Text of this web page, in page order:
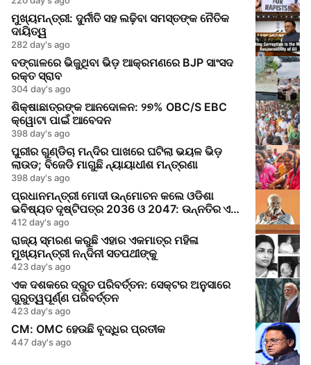
ମୁଖ୍ୟମନ୍ତ୍ରୀ: ଦୁର୍ନୀତି ସହ ଲଢ଼ିବା ସମସ୍ତଙ୍କ ନୈତିକ
ଦାୟିତ୍ୱ
282 day's ago
ବଙ୍ଗାଳରେ ଭିଜୁଥିବା ଭିଡ଼ ଆକ୍ରମଣରେ BJP ସାଂସଦ
ରକ୍ତ ସ୍ରାବ
304 day's ago
ଶିକ୍ଷାଛାତ୍ରଙ୍କ ଆନଦୋଳନ: ୨୭% OBC/S EBC
କ୍ୱୋଟା ପାଇଁ ଆବେଦନ
398 day's ago
ପୁରୀର ଗୁଣ୍ଡିଚା ମନ୍ଦିର ପାଖରେ ଘଟିଲା ଭୟଳ ଭିଡ଼
ଲାଉଡ; ବିଜେଡି ମାଗୁଛି ନ୍ୟାୟାଧୀଶ ମନ୍ତ୍ରଣା
398 day's ago
ପ୍ରଧାନମନ୍ତ୍ରୀ ମୋଦୀ ଉନ୍ମୋଚନ କଲେ ଓଡିଶା
ଭବିଷ୍ୟତ ଦୃଷ୍ଟିପତ୍ର 2036 ଓ 2047: ଉନ୍ନତିର ଏକ
ନୂଆ ଅଧ୍ୟାୟ
412 day's ago
ରାଜ୍ୟ ସ୍ମରଣ କରୁଛି ଏହାର ଏକମାତ୍ର ମହିଳା
ମୁଖ୍ୟମନ୍ତ୍ରୀ ନନ୍ଦିନୀ ସତପଥୀଙ୍କୁ
423 day's ago
ଏକ ଦଶକରେ ଦ୍ରୁତ ପରିବର୍ତ୍ତନ: ସେକ୍ଟର ଅନୁସାରେ
ଗୁରୁତ୍ୱପୂର୍ଣ୍ଣ ପରିବର୍ତ୍ତନ
423 day's ago
CM: OMC ହେଉଛି ବୃଦ୍ଧିର ପ୍ରତୀକ
447 day's ago